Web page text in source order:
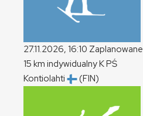
27.11.2026, 16:10 Zaplanowane
15 km indywidualnyKPŚ
Kontiolahti
(FIN)